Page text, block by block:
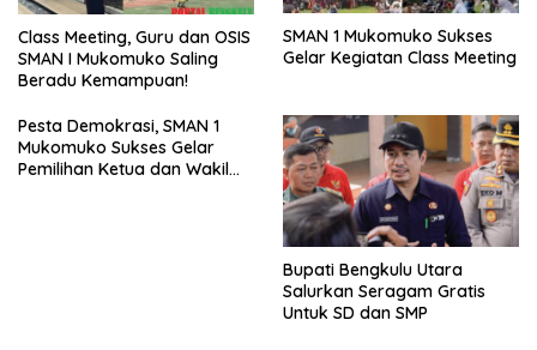
Class Meeting, Guru dan OSIS
SMAN I Mukomuko Saling
Beradu Kemampuan!
SMAN 1 Mukomuko Sukses
Gelar Kegiatan Class Meeting
Pesta Demokrasi, SMAN 1
Mukomuko Sukses Gelar
Pemilihan Ketua dan Wakil
Bupati Bengkulu Utara
Salurkan Seragam Gratis
Untuk SD dan SMP